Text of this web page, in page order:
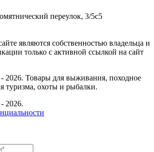
переулок, 3/5с5
являются собственностью владельца и
только с активной ссылкой на сайт
2026. Товары для выживания, походное
туризма, охоты и рыбалки.
2026.